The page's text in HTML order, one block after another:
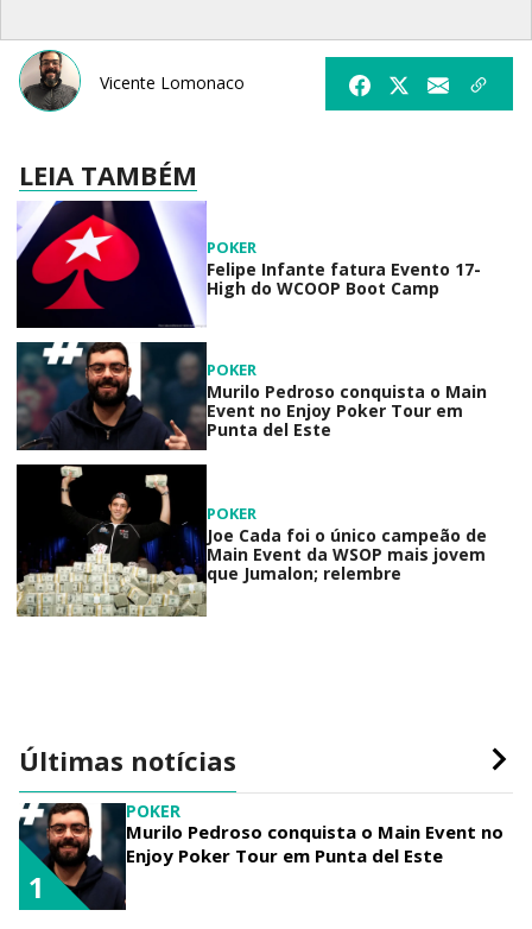
Vicente Lomonaco
LEIA TAMBÉM
POKER
Felipe Infante fatura Evento 17-
High do WCOOP Boot Camp
POKER
Murilo Pedroso conquista o Main
Event no Enjoy Poker Tour em
Punta del Este
POKER
Joe Cada foi o único campeão de
Main Event da WSOP mais jovem
que Jumalon; relembre
Últimas notícias
POKER
Murilo Pedroso conquista o Main Event no
Enjoy Poker Tour em Punta del Este
1